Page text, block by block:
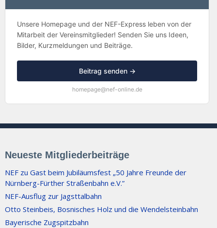
Unsere Homepage und der NEF-Express leben von der
Mitarbeit der Vereinsmitglieder! Senden Sie uns Ideen,
Bilder, Kurzmeldungen und Beiträge.
Beitrag senden →
homepage@nef-online.de
Neueste Mitgliederbeiträge
NEF zu Gast beim Jubiläumsfest „50 Jahre Freunde der
Nürnberg-Fürther Straßenbahn e.V.”
NEF-Ausflug zur Jagsttalbahn
Otto Steinbeis, Bosnisches Holz und die Wendelsteinbahn
Bayerische Zugspitzbahn